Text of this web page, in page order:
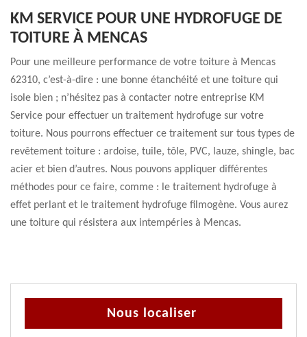
KM SERVICE POUR UNE HYDROFUGE DE
TOITURE À MENCAS
Pour une meilleure performance de votre toiture à Mencas
62310, c’est-à-dire : une bonne étanchéité et une toiture qui
isole bien ; n’hésitez pas à contacter notre entreprise KM
Service pour effectuer un traitement hydrofuge sur votre
toiture. Nous pourrons effectuer ce traitement sur tous types de
revêtement toiture : ardoise, tuile, tôle, PVC, lauze, shingle, bac
acier et bien d’autres. Nous pouvons appliquer différentes
méthodes pour ce faire, comme : le traitement hydrofuge à
effet perlant et le traitement hydrofuge filmogène. Vous aurez
une toiture qui résistera aux intempéries à Mencas.
Nous localiser